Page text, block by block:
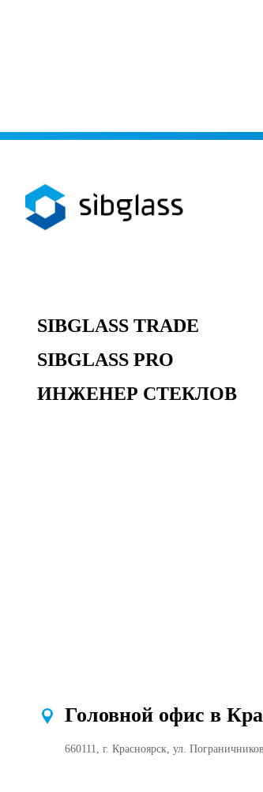
SIBGLASS TRADE
SIBGLASS PRO
ИНЖЕНЕР СТЕКЛОВ
Головной офис в
660111, г. Красноярск, ул.